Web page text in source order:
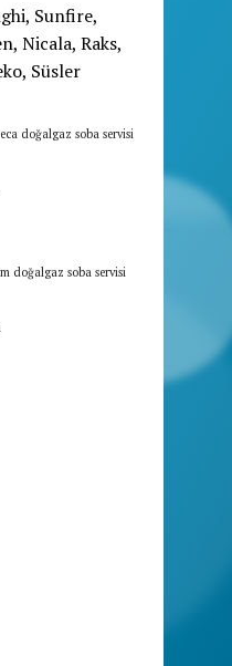
Sunfire,
Nicala, Raks,
Süsler
doğalgaz soba servisi
doğalgaz soba servisi